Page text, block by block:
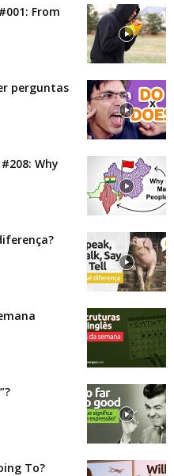
From
perguntas
Why
To?